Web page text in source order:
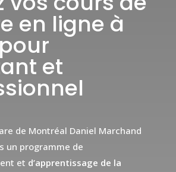
en ligne à
et
de Montréal Daniel Marchand
un programme de
et d’apprentissage de la